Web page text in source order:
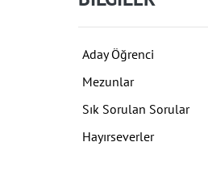
Aday Öğrenci
Mezunlar
Sık Sorulan Sorular
Hayırseverler